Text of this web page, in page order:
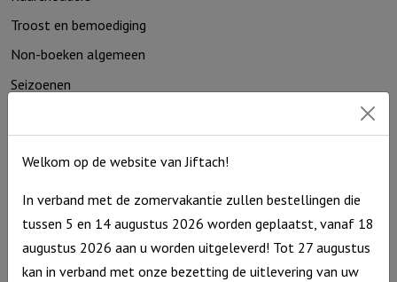
Troost en bemoediging
Non-boeken algemeen
Seizoenen
740
680
Welkom op de website van Jiftach!
In verband met de zomervakantie zullen bestellingen die
tussen 5 en 14 augustus 2026 worden geplaatst, vanaf 18
augustus 2026 aan u worden uitgeleverd! Tot 27 augustus
kan in verband met onze bezetting de uitlevering van uw